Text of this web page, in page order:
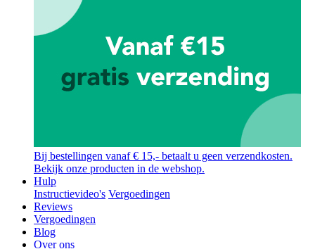
Bij bestellingen vanaf € 15,- betaalt u geen verzendkosten.
Bekijk onze producten in de webshop.
Hulp
Instructievideo's Vergoedingen
Reviews
Vergoedingen
Blog
Over ons